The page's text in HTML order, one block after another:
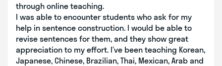
through online teaching.
I was able to encounter students who ask for my
help in sentence construction. I would be able to
revise sentences for them, and they show great
appreciation to my effort. I’ve been teaching Korean,
Japanese, Chinese, Brazilian, Thai, Mexican, Arab and